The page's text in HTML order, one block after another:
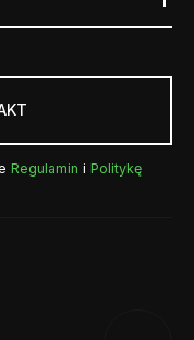
Regulamin i Politykę